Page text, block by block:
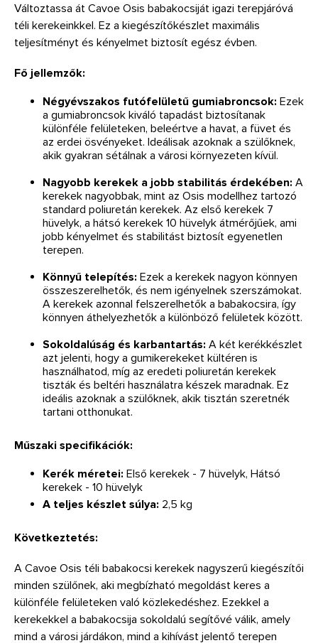
Változtassa át Cavoe Osis babakocsiját igazi terepjáróvá
téli kerekeinkkel. Ez a kiegészítőkészlet maximális
teljesítményt és kényelmet biztosít egész évben.
Fő jellemzők:
Négyévszakos futófelületű gumiabroncsok: Ezek
a gumiabroncsok kiváló tapadást biztosítanak
különféle felületeken, beleértve a havat, a füvet és
az erdei ösvényeket. Ideálisak azoknak a szülőknek,
akik gyakran sétálnak a városi környezeten kívül.
Nagyobb kerekek a jobb stabilitás érdekében: A
kerekek nagyobbak, mint az Osis modellhez tartozó
standard poliuretán kerekek. Az első kerekek 7
hüvelyk, a hátsó kerekek 10 hüvelyk átmérőjűek, ami
jobb kényelmet és stabilitást biztosít egyenetlen
terepen.
Könnyű telepítés: Ezek a kerekek nagyon könnyen
összeszerelhetők, és nem igényelnek szerszámokat.
A kerekek azonnal felszerelhetők a babakocsira, így
könnyen áthelyezhetők a különböző felületek között.
Sokoldalúság és karbantartás: A két kerékkészlet
azt jelenti, hogy a gumikerekeket kültéren is
használhatod, míg az eredeti poliuretán kerekek
tiszták és beltéri használatra készek maradnak. Ez
ideális azoknak a szülőknek, akik tisztán szeretnék
tartani otthonukat.
Műszaki specifikációk:
Kerék méretei: Első kerekek - 7 hüvelyk, Hátsó
kerekek - 10 hüvelyk
A teljes készlet súlya: 2,5 kg
Következtetés:
A Cavoe Osis téli babakocsi kerekek nagyszerű kiegészítői
minden szülőnek, aki megbízható megoldást keres a
különféle felületeken való közlekedéshez. Ezekkel a
kerekekkel a babakocsija sokoldalú segítővé válik, amely
mind a városi járdákon, mind a kihívást jelentő terepen